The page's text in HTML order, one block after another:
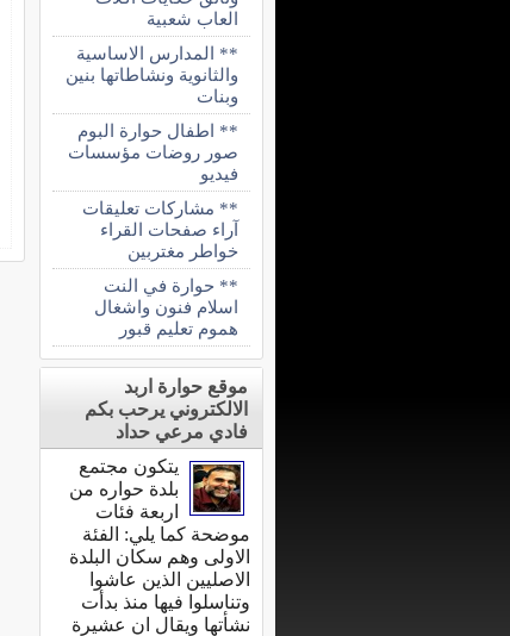
العاب شعبية
** المدارس الاساسية
والثانوية ونشاطاتها بنين
وبنات
** اطفال حوارة البوم
صور روضات مؤسسات
فيديو
** مشاركات تعليقات
آراء صفحات القراء
خواطر مغتربين
** حوارة في النت
اسلام فنون واشغال
هموم تعليم قبور
موقع حوارة اربد
الالكتروني يرحب بكم
فادي مرعي حداد
يتكون مجتمع
بلدة حواره من
اربعة فئات
موضحة كما يلي: الفئة
الاولى وهم سكان البلدة
الاصليين الذين عاشوا
وتناسلوا فيها منذ بدأت
نشأتها ويقال ان عشيرة